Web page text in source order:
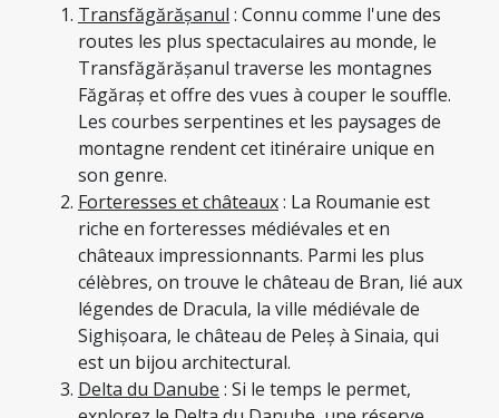
Transfăgărășanul : Connu comme l'une des
routes les plus spectaculaires au monde, le
Transfăgărășanul traverse les montagnes
Făgăraș et offre des vues à couper le souffle.
Les courbes serpentines et les paysages de
montagne rendent cet itinéraire unique en
son genre.
Forteresses et châteaux: La Roumanie est
riche en forteresses médiévales et en
châteaux impressionnants. Parmi les plus
célèbres, on trouve le château de Bran, lié aux
légendes de Dracula, la ville médiévale de
Sighișoara, le château de Peleș à Sinaia, qui
est un bijou architectural.
Delta du Danube : Si le temps le permet,